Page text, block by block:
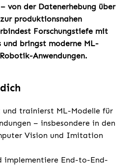
von der Datenerhebung über
produktionsnahen
Forschungstiefe mit
und bringst moderne ML-
Anwendungen.
und trainierst ML-Modelle für
– insbesondere in den
Vision und Imitation
implementiere End-to-End-